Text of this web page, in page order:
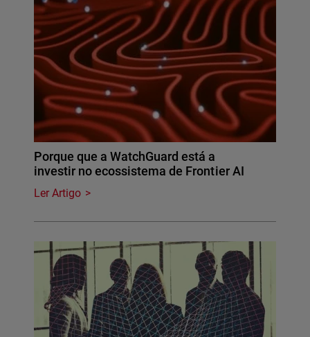
Porque que a WatchGuard está a
investir no ecossistema de Frontier AI
Ler Artigo